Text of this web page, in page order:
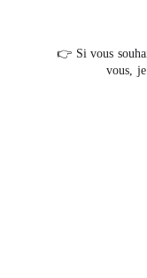
👉 Si vous
vous,